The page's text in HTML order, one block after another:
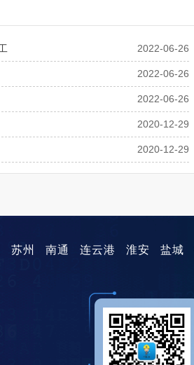
2022-06-26
2022-06-26
2022-06-26
2020-12-29
2020-12-29
苏州 南通 连云港 淮安 盐城